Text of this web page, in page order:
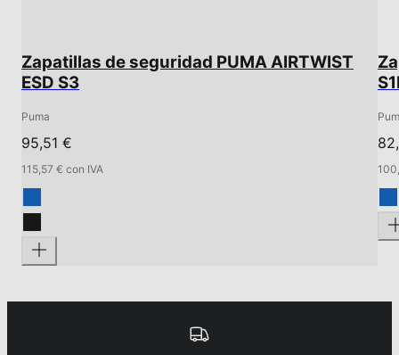
Zapatillas de seguridad PUMA AIRTWIST
ESD S3
Puma
95,51 €
115,57 € con IVA